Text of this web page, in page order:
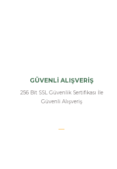
GÜVENLİ ALIŞVERİŞ
256 Bit SSL Güvenlik Sertifikası İle
Güvenli Alışveriş